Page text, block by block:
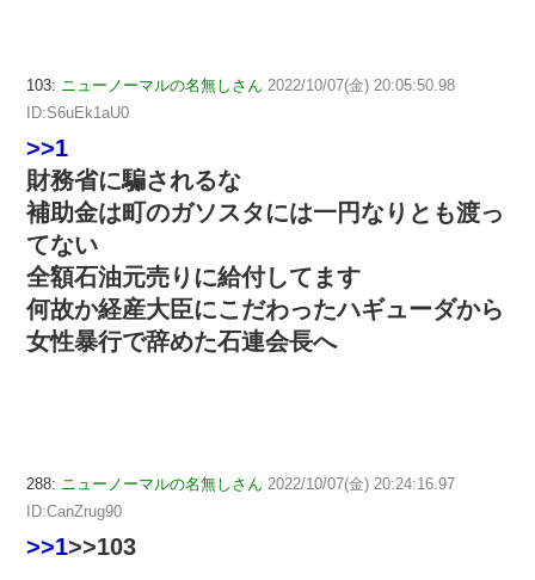
103: ニューノーマルの名無しさん 2022/10/07(金) 20:05:50.98
ID:S6uEk1aU0
>>1
財務省に騙されるな
補助金は町のガソスタには一円なりとも渡っ
てない
全額石油元売りに給付してます
何故か経産大臣にこだわったハギューダから
女性暴行で辞めた石連会長へ
288: ニューノーマルの名無しさん 2022/10/07(金) 20:24:16.97
ID:CanZrug90
>>1>>103